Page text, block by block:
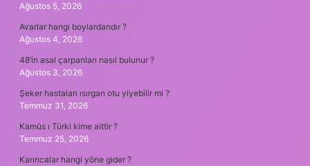
Ağustos 5, 2026
Avarlar hangi boylardandır ?
Ağustos 4, 2026
48’in asal çarpanları nasıl bulunur ?
Ağustos 3, 2026
Şeker hastaları ısırgan otu yiyebilir mi ?
Temmuz 31, 2026
Kamûs ı Türki kime aittir ?
Temmuz 25, 2026
Karıncalar hangi yöne gider ?